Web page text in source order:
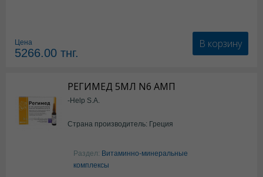
Цена
5266.00 тнг.
В корзину
РЕГИМЕД 5МЛ N6 АМП
-Help S.A.
Страна производитель: Греция
Раздел: Витаминно-минеральные
комплексы